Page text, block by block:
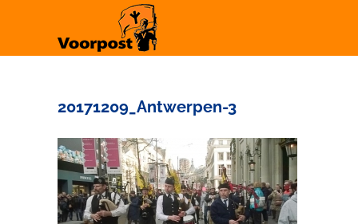
20171209_Antwerpen-3